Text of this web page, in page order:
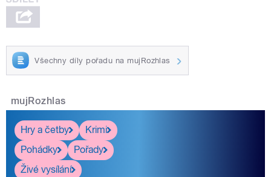
Všechny díly pořadu na mujRozhlas
mujRozhlas
Hry a četby
Krimi
Pohádky
Pořady
Živé vysílání